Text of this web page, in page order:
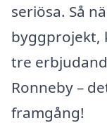
seriösa. Så
byggprojekt,
tre
Ronneby –
framgång!